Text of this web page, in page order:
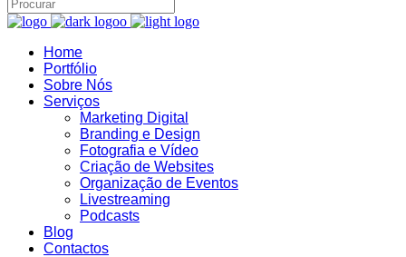
Home
Portfólio
Sobre Nós
Serviços
Marketing Digital
Branding e Design
Fotografia e Vídeo
Criação de Websites
Organização de Eventos
Livestreaming
Podcasts
Blog
Contactos